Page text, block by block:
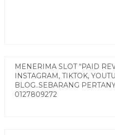
MENERIMA SLOT “PAID
INSTAGRAM, TIKTOK,
BLOG..SEBARANG
0127809272